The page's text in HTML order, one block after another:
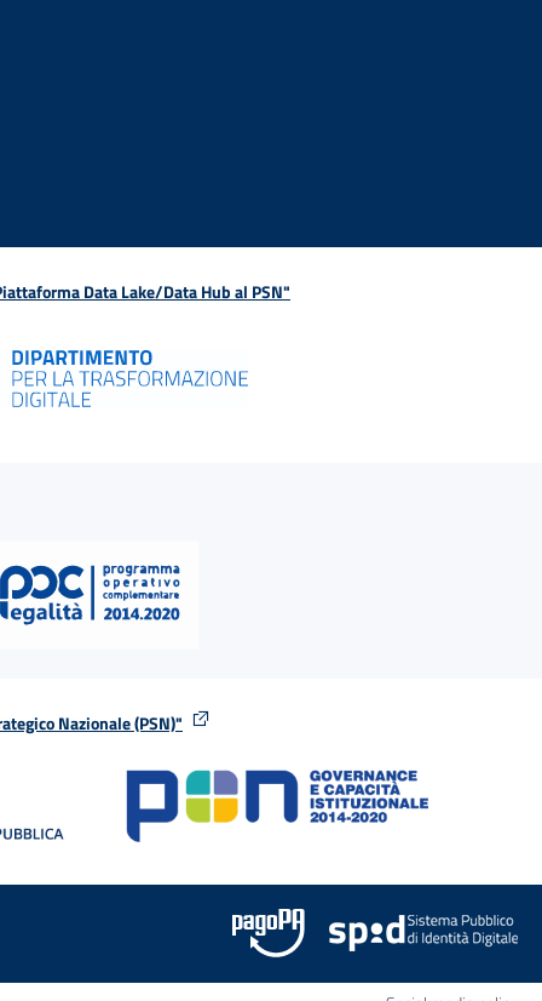
Data Lake/Data Hub al PSN"
Nazionale (PSN)"
stessa finestra